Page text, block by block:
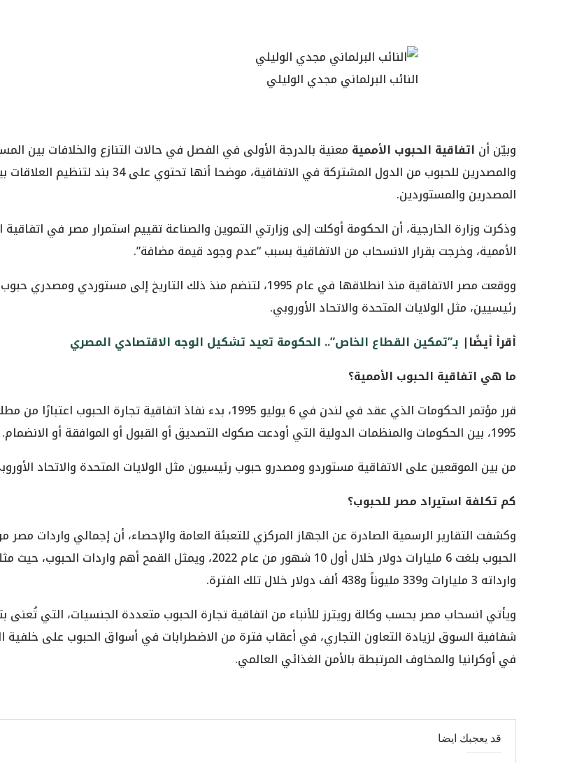
النائب البرلماني مجدي الوليلي
وبيّن أن اتفاقية الحبوب الأممية معنية بالدرجة الأولى في الفصل في حالات التنازع والخلافات بين
والمصدرين للحبوب من الدول المشتركة في الاتفاقية، موضحا أنها تحتوي على 34 بند لتنظيم
المصدرين والمستوردين.
وذكرت وزارة الخارجية، أن الحكومة أوكلت إلى وزارتي التموين والصناعة تقييم استمرار مصر في اتفاقية
الأممية، وخرجت بقرار الانسحاب من الاتفاقية بسبب “عدم وجود قيمة مضافة”.
ووقعت مصر الاتفاقية منذ انطلاقها في عام 1995، لتنضم منذ ذلك التاريخ إلى مستوردي ومصدري حبوب
رئيسيين، مثل الولايات المتحدة والاتحاد الأوروبي.
أقرأ أيضًا| بـ”تمكين القطاع الخاص”.. الحكومة تعيد تشكيل الوجه الاقتصادي المصري
ما هي اتفاقية الحبوب الأممية؟
قرر مؤتمر الحكومات الذي عقد في لندن في 6 يوليو 1995، بدء نفاذ اتفاقية تجارة الحبوب
1995، بين الحكومات والمنظمات الدولية التي أودعت صكوك التصديق أو القبول أو الموافقة أو الانضمام.
من بين الموقعين على الاتفاقية مستوردو ومصدرو حبوب رئيسيون مثل الولايات المتحدة والاتحاد
كم تكلفة استيراد مصر للحبوب؟
وكشفت التقارير الرسمية الصادرة عن الجهاز المركزي للتعبئة العامة والإحصاء، أن إجمالي واردات مصر
الحبوب بلغت 6 مليارات دولار خلال أول 10 شهور من عام 2022، ويمثل القمح أهم واردات الحبوب،
وارداته 3 مليارات و339 مليوناً و438 ألف دولار خلال تلك الفترة.
ويأتي انسحاب مصر بحسب وكالة رويترز للأنباء من اتفاقية تجارة الحبوب متعددة الجنسيات، التي تُعنى
شفافية السوق لزيادة التعاون التجاري، في أعقاب فترة من الاضطرابات في أسواق الحبوب على خلفية
في أوكرانيا والمخاوف المرتبطة بالأمن الغذائي العالمي.
قد يعجبك ايضا